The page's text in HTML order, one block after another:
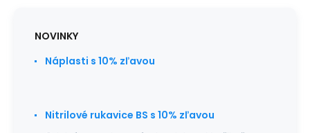
NOVINKY
Náplasti s 10% zľavou
Nitrilové rukavice BS s 10% zľavou